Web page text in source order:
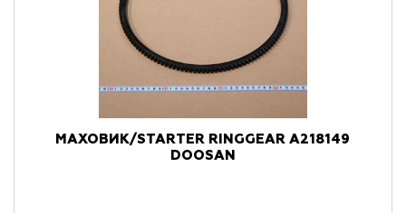
МАХОВИК/STARTER RINGGEAR A218149
DOOSAN